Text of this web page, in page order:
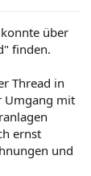
über
finden.
Thread in
Umgang mit
ernst
und